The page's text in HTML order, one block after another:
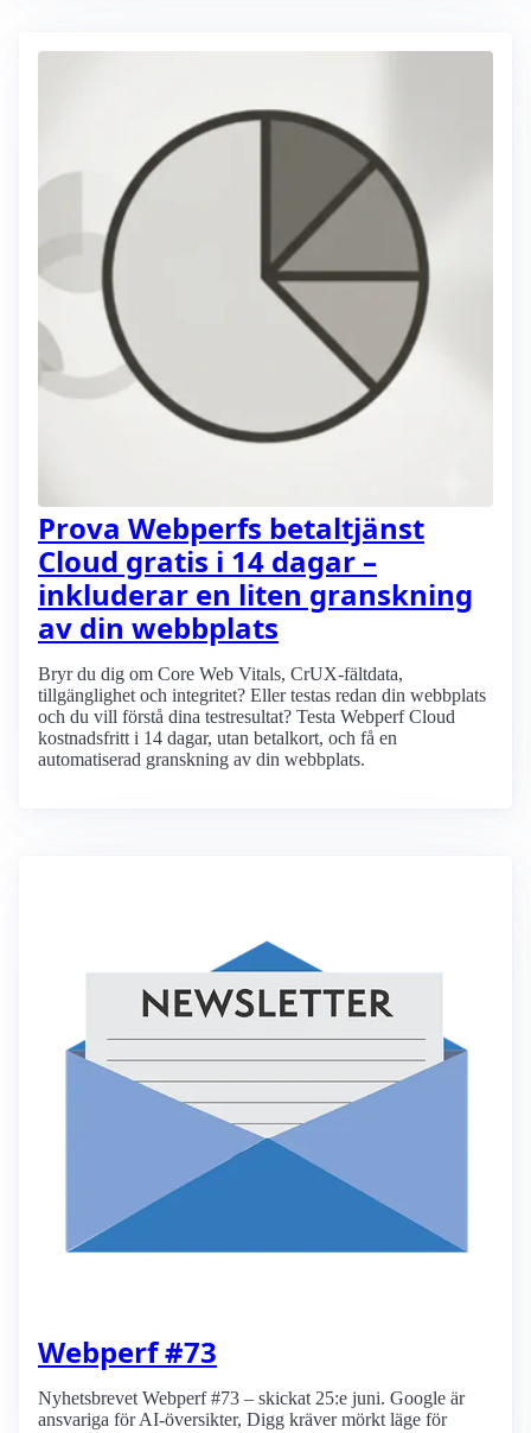
Prova Webperfs betaltjänst
Cloud gratis i 14 dagar –
inkluderar en liten granskning
av din webbplats
Bryr du dig om Core Web Vitals, CrUX-fältdata,
tillgänglighet och integritet? Eller testas redan din webbplats
och du vill förstå dina testresultat? Testa Webperf Cloud
kostnadsfritt i 14 dagar, utan betalkort, och få en
automatiserad granskning av din webbplats.
Webperf #73
Nyhetsbrevet Webperf #73 – skickat 25:e juni. Google är
ansvariga för AI-översikter, Digg kräver mörkt läge för